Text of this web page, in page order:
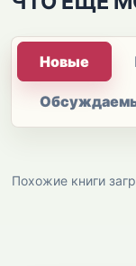
Новые
Похожие книги